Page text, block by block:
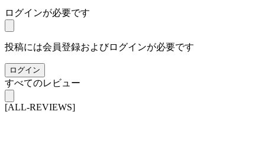
ログインが必要です
投稿には会員登録およびログインが必要です
ログイン
すべてのレビュー
[ALL-REVIEWS]